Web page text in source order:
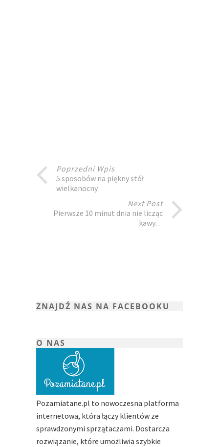
Poprzedni Wpis
5 sposobów na piękny stół
wielkanocny
Next Post
Pierwsze 10 minut dnia nie licząc
kawy…
ZNAJDŹ NAS NA FACEBOOKU
O NAS
Pozamiatane.pl to nowoczesna platforma
internetowa, która łączy klientów ze
sprawdzonymi sprzątaczami. Dostarcza
rozwiązanie, które umożliwia szybkie